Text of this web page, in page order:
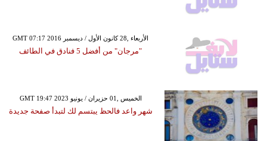
GMT 07:17 2016 الأربعاء ,28 كانون الأول / ديسمبر
"مرجان" من أفضل 5 فنادق في الطائف
GMT 19:47 2023 الخميس ,01 حزيران / يونيو
شهر واعد فالحظ يبتسم لك لتبدأ صفحة جديدة